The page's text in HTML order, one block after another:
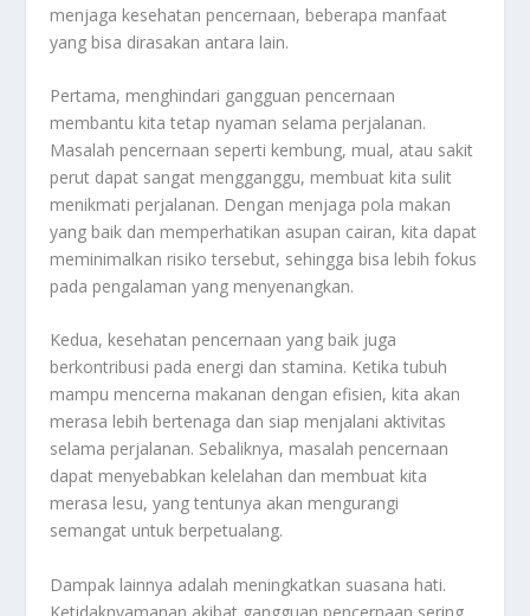
menjaga kesehatan pencernaan, beberapa manfaat
yang bisa dirasakan antara lain.
Pertama, menghindari gangguan pencernaan
membantu kita tetap nyaman selama perjalanan.
Masalah pencernaan seperti kembung, mual, atau sakit
perut dapat sangat mengganggu, membuat kita sulit
menikmati perjalanan. Dengan menjaga pola makan
yang baik dan memperhatikan asupan cairan, kita dapat
meminimalkan risiko tersebut, sehingga bisa lebih fokus
pada pengalaman yang menyenangkan.
Kedua, kesehatan pencernaan yang baik juga
berkontribusi pada energi dan stamina. Ketika tubuh
mampu mencerna makanan dengan efisien, kita akan
merasa lebih bertenaga dan siap menjalani aktivitas
selama perjalanan. Sebaliknya, masalah pencernaan
dapat menyebabkan kelelahan dan membuat kita
merasa lesu, yang tentunya akan mengurangi
semangat untuk berpetualang.
Dampak lainnya adalah meningkatkan suasana hati.